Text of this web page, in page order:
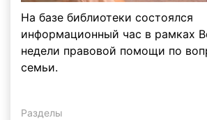
На базе библиотеки состоялся
информационный час в рамках
недели правовой помощи по
семьи.
Разделы